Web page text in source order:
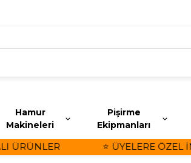
Hamur
Makineleri
Pişirme
Ekipmanları
⭐ ÜYELERE ÖZEL